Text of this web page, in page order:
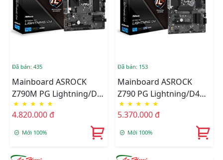
Đã bán: 435
Mainboard ASROCK
Z790M PG Lightning/D4
DDR4
★ ★ ★ ★ ★
4.820.000 đ
Mới 100%
Đã bán: 153
Mainboard ASROCK
Z790 PG Lightning/D4
DDR4
★ ★ ★ ★ ★
5.370.000 đ
Mới 100%